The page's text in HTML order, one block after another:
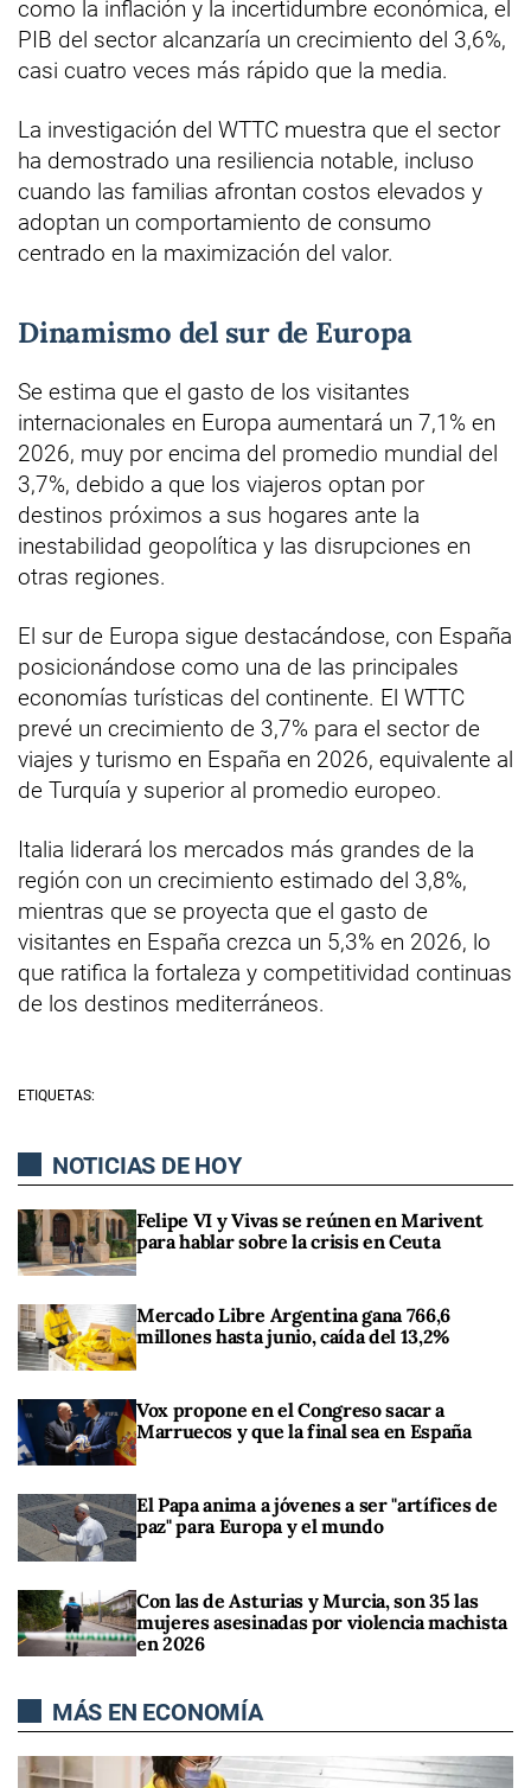
como la inflación y la incertidumbre económica, el
PIB del sector alcanzaría un crecimiento del 3,6%,
casi cuatro veces más rápido que la media.
La investigación del WTTC muestra que el sector
ha demostrado una resiliencia notable, incluso
cuando las familias afrontan costos elevados y
adoptan un comportamiento de consumo
centrado en la maximización del valor.
Dinamismo del sur de Europa
Se estima que el gasto de los visitantes
internacionales en Europa aumentará un 7,1% en
2026, muy por encima del promedio mundial del
3,7%, debido a que los viajeros optan por
destinos próximos a sus hogares ante la
inestabilidad geopolítica y las disrupciones en
otras regiones.
El sur de Europa sigue destacándose, con España
posicionándose como una de las principales
economías turísticas del continente. El WTTC
prevé un crecimiento de 3,7% para el sector de
viajes y turismo en España en 2026, equivalente al
de Turquía y superior al promedio europeo.
Italia liderará los mercados más grandes de la
región con un crecimiento estimado del 3,8%,
mientras que se proyecta que el gasto de
visitantes en España crezca un 5,3% en 2026, lo
que ratifica la fortaleza y competitividad continuas
de los destinos mediterráneos.
ETIQUETAS:
NOTICIAS DE HOY
Felipe VI y Vivas se reúnen en Marivent
para hablar sobre la crisis en Ceuta
Mercado Libre Argentina gana 766,6
millones hasta junio, caída del 13,2%
Vox propone en el Congreso sacar a
Marruecos y que la final sea en España
El Papa anima a jóvenes a ser "artífices de
paz" para Europa y el mundo
Con las de Asturias y Murcia, son 35 las
mujeres asesinadas por violencia machista
en 2026
MÁS EN ECONOMÍA